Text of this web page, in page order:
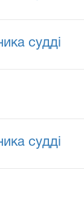
судді
судді